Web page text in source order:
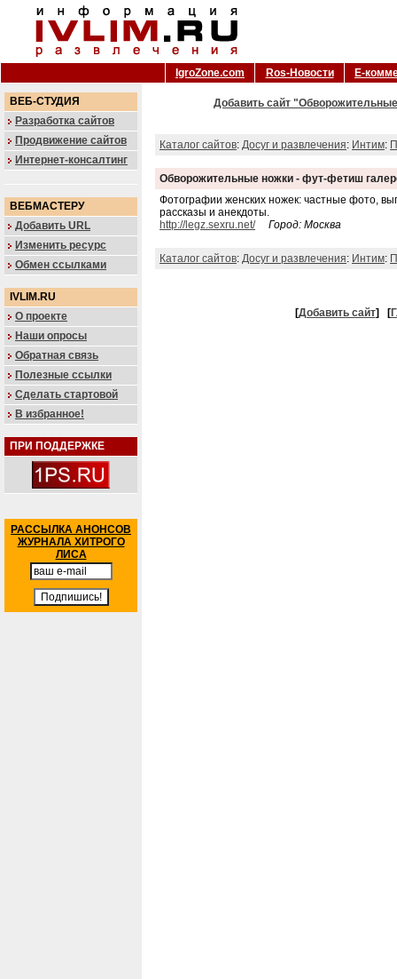
IgroZone.com Ros-Новости Е-
ВЕБ-СТУДИЯ
Разработка сайтов
Продвижение сайтов
Интернет-консалтинг
ВЕБМАСТЕРУ
Добавить URL
Изменить ресурс
Обмен ссылками
IVLIM.RU
О проекте
Наши опросы
Обратная связь
Полезные ссылки
Сделать стартовой
В избранное!
ПРИ ПОДДЕРЖКЕ
РАССЫЛКА АНОНСОВ
ЖУРНАЛА ХИТРОГО
ЛИСА
Добавить сайт
Каталог сайтов: Досуг и развлечения: Интим:
Обворожительные ножки - фут-фетиш
Фотографии женских ножек: частные фото,
рассказы и анекдоты.
http://legz.sexru.net/
Город: Москва
Каталог сайтов: Досуг и развлечения: Интим:
[Добавить сайт] [